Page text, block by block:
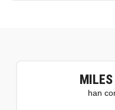
han